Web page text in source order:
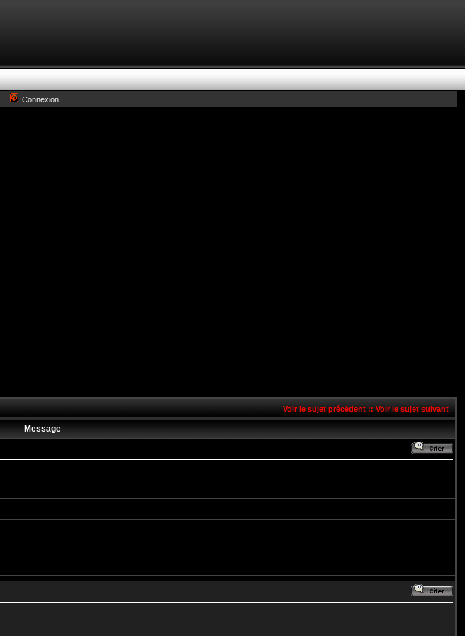
Connexion
Voir le sujet précédent :: Voir le sujet suivant
Message